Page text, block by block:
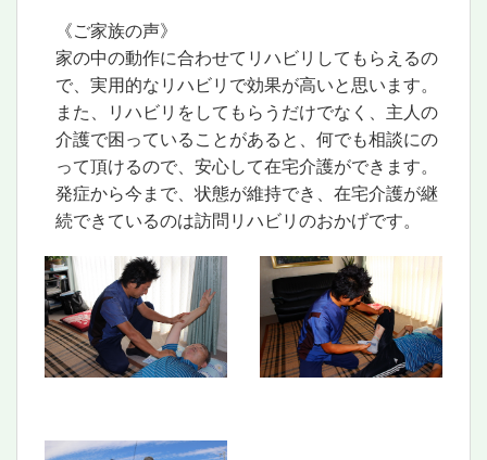
《ご家族の声》
家の中の動作に合わせてリハビリしてもらえるの
で、実用的なリハビリで効果が高いと思います。
また、リハビリをしてもらうだけでなく、主人の
介護で困っていることがあると、何でも相談にの
って頂けるので、安心して在宅介護ができます。
発症から今まで、状態が維持でき、在宅介護が継
続できているのは訪問リハビリのおかげです。